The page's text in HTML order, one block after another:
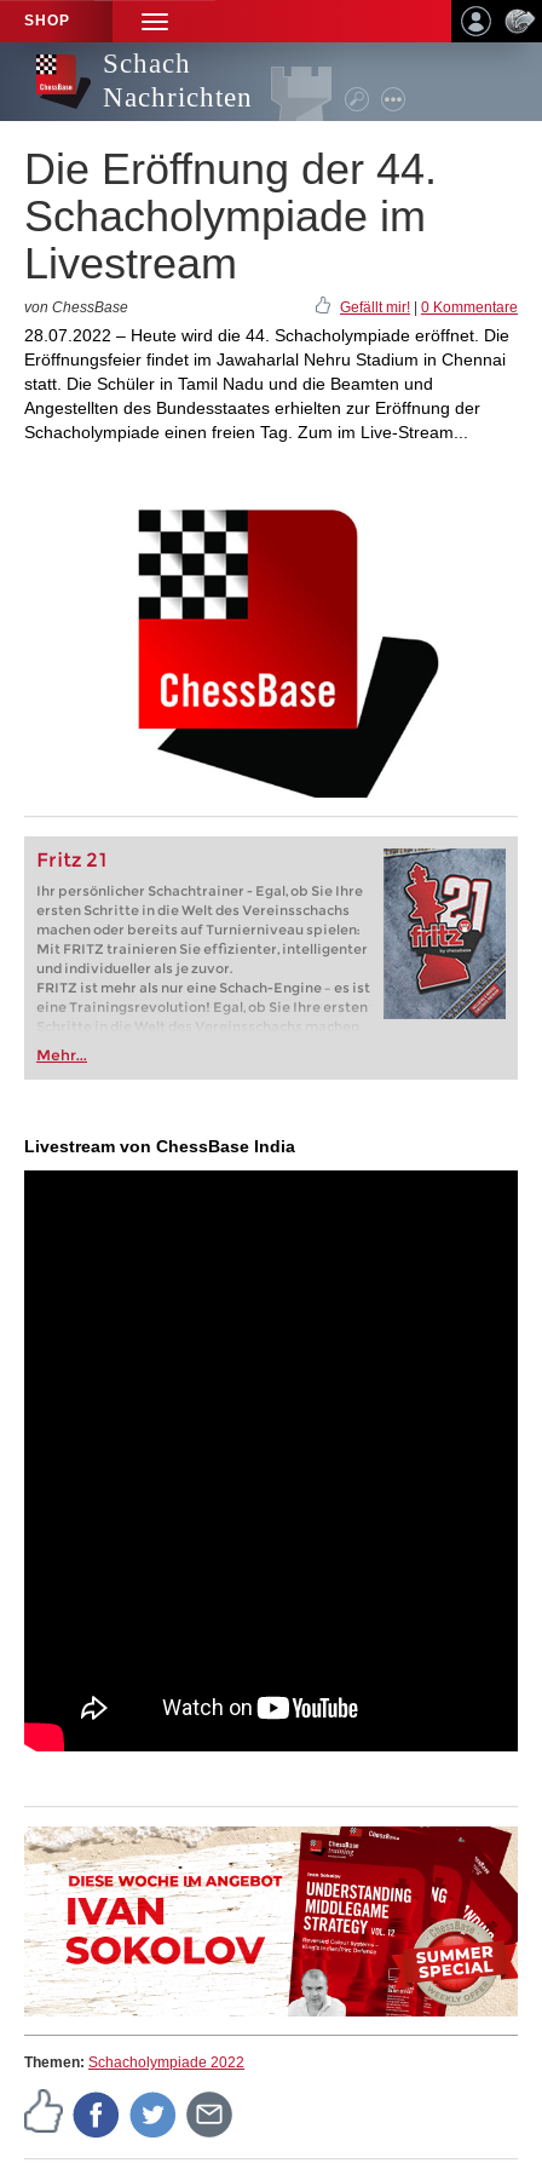
SHOP
TOGGLE
NAVIGATION
Schach
Nachrichten
Die Eröffnung der 44.
Schacholympiade im
Livestream
von ChessBase Gefällt mir! 0 Kommentare
28.07.2022 – Heute wird die 44. Schacholympiade eröffnet. Die
Eröffnungsfeier findet im Jawaharlal Nehru Stadium in Chennai
statt. Die Schüler in Tamil Nadu und die Beamten und
Angestellten des Bundesstaates erhielten zur Eröffnung der
Schacholympiade einen freien Tag. Zum im Live-Stream...
Fritz 21
Ihr persönlicher Schachtrainer - Egal, ob Sie Ihre
ersten Schritte in die Welt des Vereinsschachs
machen oder bereits auf Turnierniveau spielen:
Mit FRITZ trainieren Sie effizienter, intelligenter
und individueller als je zuvor.
FRITZ ist mehr als nur eine Schach-Engine – es ist
eine Trainingsrevolution! Egal, ob Sie Ihre ersten
Schritte in die Welt des Vereinsschachs machen
oder bereits auf Turnierniveau spielen: Mit
FRITZ trainieren Sie effizienter, intelligenter und
individueller als je zuvor.
Mehr...
Livestream von ChessBase India
Themen: Schacholympiade 2022